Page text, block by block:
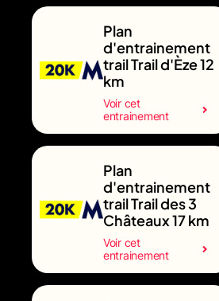
Plan
d'entrainement
trail Trail d'Èze 12
km
Voir cet
entrainement
Plan
d'entrainement
trail Trail des 3
Châteaux 17 km
Voir cet
entrainement